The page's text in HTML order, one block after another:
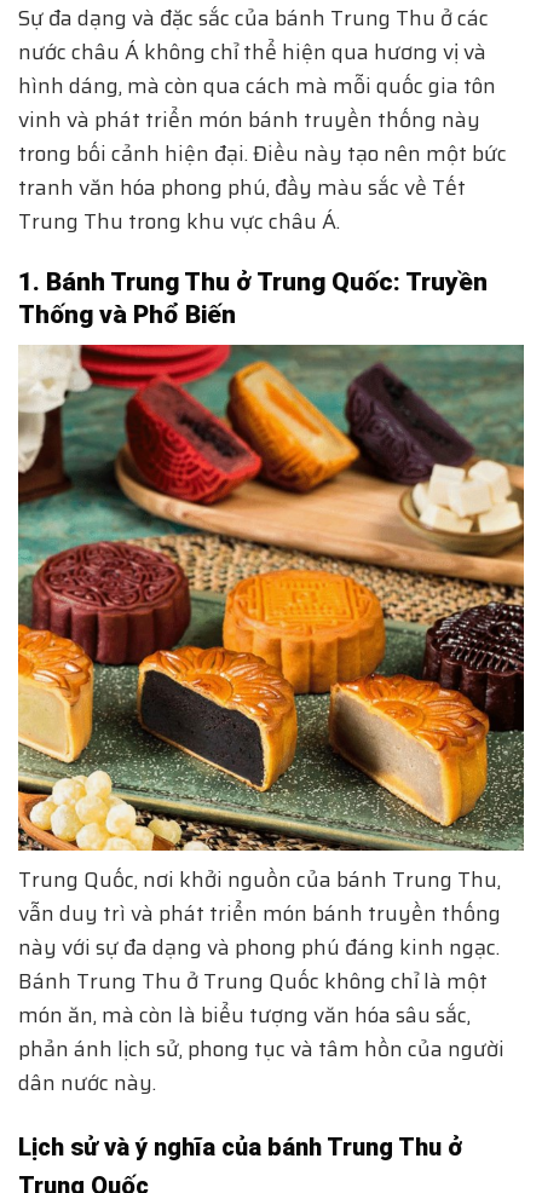
Sự đa dạng và đặc sắc của bánh Trung Thu ở các
nước châu Á không chỉ thể hiện qua hương vị và
hình dáng, mà còn qua cách mà mỗi quốc gia tôn
vinh và phát triển món bánh truyền thống này
trong bối cảnh hiện đại. Điều này tạo nên một bức
tranh văn hóa phong phú, đầy màu sắc về Tết
Trung Thu trong khu vực châu Á.
1. Bánh Trung Thu ở Trung Quốc: Truyền
Thống và Phổ Biến
Trung Quốc, nơi khởi nguồn của bánh Trung Thu,
vẫn duy trì và phát triển món bánh truyền thống
này với sự đa dạng và phong phú đáng kinh ngạc.
Bánh Trung Thu ở Trung Quốc không chỉ là một
món ăn, mà còn là biểu tượng văn hóa sâu sắc,
phản ánh lịch sử, phong tục và tâm hồn của người
dân nước này.
Lịch sử và ý nghĩa của bánh Trung Thu ở
Trung Quốc